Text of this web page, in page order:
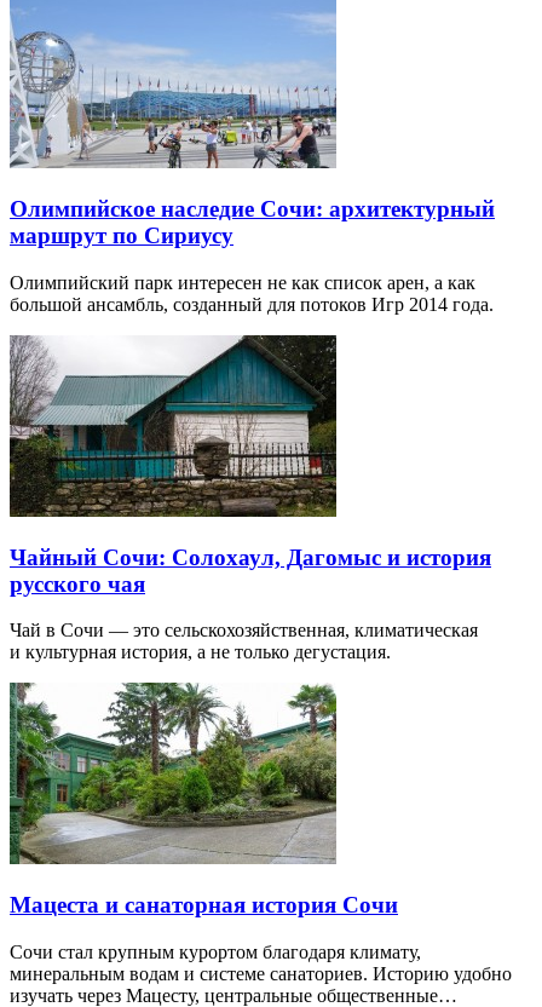
Олимпийское наследие Сочи: архитектурный
маршрут по Сириусу
Олимпийский парк интересен не как список арен, а как
большой ансамбль, созданный для потоков Игр 2014 года.
Чайный Сочи: Солохаул, Дагомыс и история
русского чая
Чай в Сочи — это сельскохозяйственная, климатическая
и культурная история, а не только дегустация.
Мацеста и санаторная история Сочи
Сочи стал крупным курортом благодаря климату,
минеральным водам и системе санаториев. Историю удобно
изучать через Мацесту, центральные общественные…